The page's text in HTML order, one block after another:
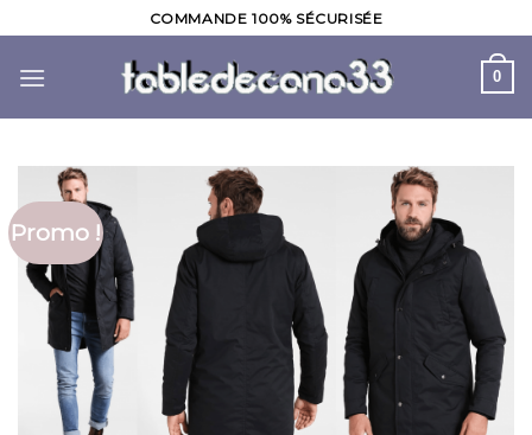
to
content
COMMANDE 100% SÉCURISÉE
0
Promo !